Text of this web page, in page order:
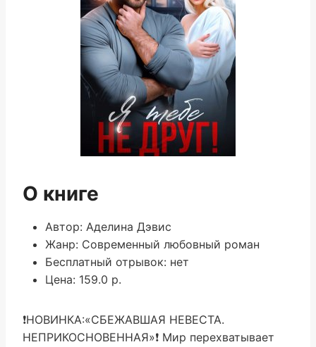
О книге
Автор: Аделина Дэвис
Жанр: Современный любовный роман
Бесплатный отрывок: нет
Цена: 159.0 р.
❗️НОВИНКА:«СБЕЖАВШАЯ НЕВЕСТА.
НЕПРИКОСНОВЕННАЯ»❗️ Мир перехватывает